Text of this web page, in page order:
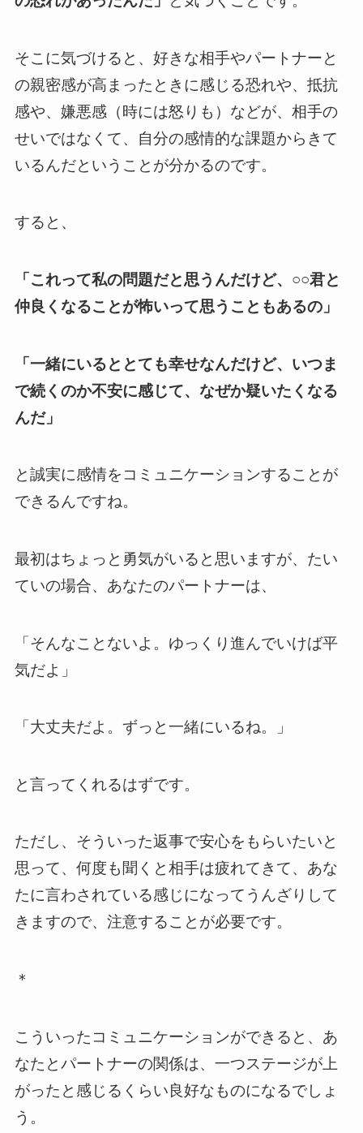
そこに気づけると、好きな相手やパートナーと
の親密感が高まったときに感じる恐れや、抵抗
感や、嫌悪感（時には怒りも）などが、相手の
せいではなくて、自分の感情的な課題からきて
いるんだということが分かるのです。
すると、
「これって私の問題だと思うんだけど、○○君と
仲良くなることが怖いって思うこともあるの」
「一緒にいるととても幸せなんだけど、いつま
で続くのか不安に感じて、なぜか疑いたくなる
んだ」
と誠実に感情をコミュニケーションすることが
できるんですね。
最初はちょっと勇気がいると思いますが、たい
ていの場合、あなたのパートナーは、
「そんなことないよ。ゆっくり進んでいけば平
気だよ」
「大丈夫だよ。ずっと一緒にいるね。」
と言ってくれるはずです。
ただし、そういった返事で安心をもらいたいと
思って、何度も聞くと相手は疲れてきて、あな
たに言わされている感じになってうんざりして
きますので、注意することが必要です。
＊
こういったコミュニケーションができると、あ
なたとパートナーの関係は、一つステージが上
がったと感じるくらい良好なものになるでしょ
う。